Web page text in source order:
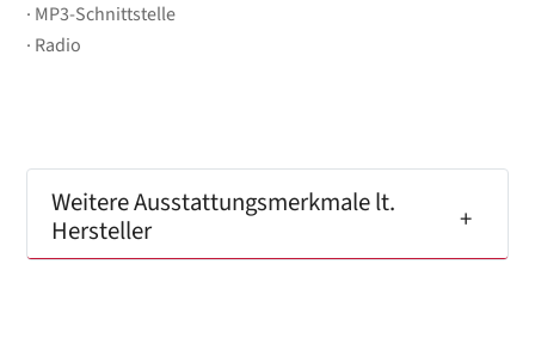
MP3-Schnittstelle
Radio
Weitere Ausstattungsmerkmale lt.
Hersteller